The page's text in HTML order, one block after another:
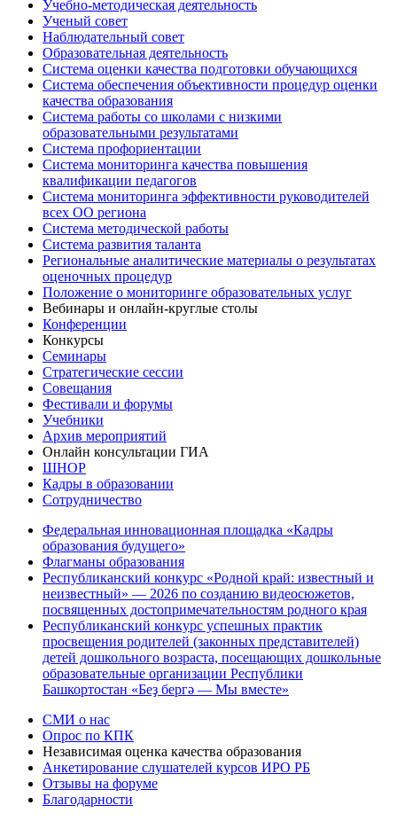
Учебно-методическая деятельность
Ученый совет
Наблюдательный совет
Образовательная деятельность
Система оценки качества подготовки обучающихся
Система обеспечения объективности процедур оценки
качества образования
Система работы со школами с низкими
образовательными результатами
Система профориентации
Система мониторинга качества повышения
квалификации педагогов
Система мониторинга эффективности руководителей
всех ОО региона
Система методической работы
Система развития таланта
Региональные аналитические материалы о результатах
оценочных процедур
Положение о мониторинге образовательных услуг
Вебинары и онлайн-круглые столы
Конференции
Конкурсы
Семинары
Стратегические сессии
Совещания
Фестивали и форумы
Учебники
Архив мероприятий
Онлайн консультации ГИА
ШНОР
Кадры в образовании
Сотрудничество
Федеральная инновационная площадка «Кадры
образования будущего»
Флагманы образования
Республиканский конкурс «Родной край: известный и
неизвестный» — 2026 по созданию видеосюжетов,
посвященных достопримечательностям родного края
Республиканский конкурс успешных практик
просвещения родителей (законных представителей)
детей дошкольного возраста, посещающих дошкольные
образовательные организации Республики
Башкортостан «Беҙ бергә — Мы вместе»
СМИ о нас
Опрос по КПК
Независимая оценка качества образования
Анкетирование слушателей курсов ИРО РБ
Отзывы на форуме
Благодарности